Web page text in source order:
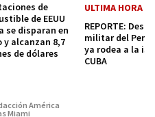
de
de EEUU
se disparan en
y alcanzan 8,7
de dólares
América
Miami
ULTIMA HORA
REPORTE:
militar del
ya rodea a la
CUBA